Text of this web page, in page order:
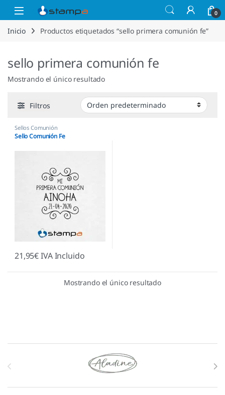
Saltar a la navegación
Saltar al contenido
Open 0
Inicio Productos etiquetados “sello primera comunión fe”
sello primera comunión fe
Mostrando el único resultado
Filtros
Sellos Comunión
Sello Comunión Fe
21,95€IVA Incluido
Mostrando el único resultado
Marcas De Carrusel